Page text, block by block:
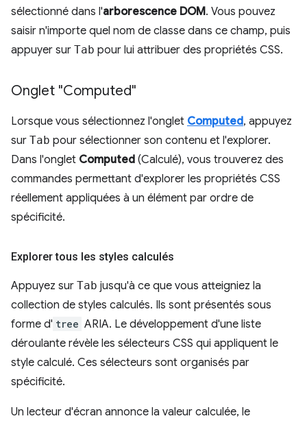
sélectionné dans l'arborescence DOM. Vous pouvez
saisir n'importe quel nom de classe dans ce champ, puis
appuyer sur Tab pour lui attribuer des propriétés CSS.
Onglet "Computed"
Lorsque vous sélectionnez l'onglet Computed, appuyez
sur Tab pour sélectionner son contenu et l'explorer.
Dans l'onglet Computed (Calculé), vous trouverez des
commandes permettant d'explorer les propriétés CSS
réellement appliquées à un élément par ordre de
spécificité.
Explorer tous les styles calculés
Appuyez sur Tab jusqu'à ce que vous atteigniez la
collection de styles calculés. Ils sont présentés sous
forme d' tree ARIA. Le développement d'une liste
déroulante révèle les sélecteurs CSS qui appliquent le
style calculé. Ces sélecteurs sont organisés par
spécificité.
Un lecteur d'écran annonce la valeur calculée, le